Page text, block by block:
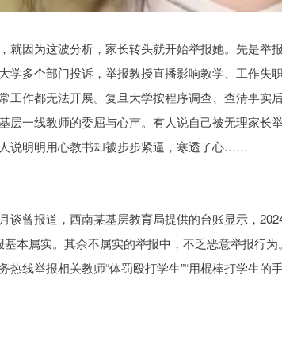
就因为这波分析，家长转头就开始举报她。先是举
学多个部门投诉，举报教授直播影响教学、工作失
工作都无法开展。复旦大学按程序调查、查清事实
层一线教师的委屈与心声。有人说自己被无理家长
说明明用心教书却被步步紧逼，寒透了心……
谈曾报道，西南某基层教育局提供的台账显示，
基本属实。其余不属实的举报中，不乏恶意举报行
热线举报相关教师“体罚殴打学生”“用棍棒打学生的